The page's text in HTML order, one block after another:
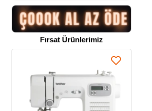
Fırsat Ürünlerimiz